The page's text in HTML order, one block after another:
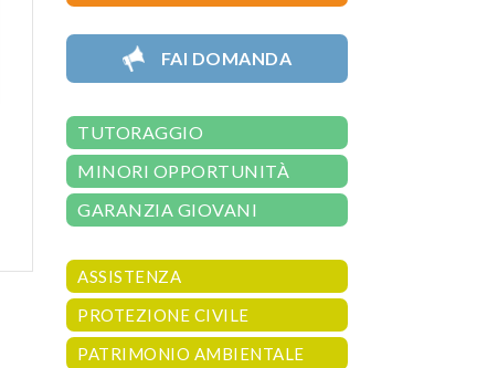
FAI DOMANDA
TUTORAGGIO
MINORI OPPORTUNITÀ
GARANZIA GIOVANI
ASSISTENZA
PROTEZIONE CIVILE
PATRIMONIO AMBIENTALE